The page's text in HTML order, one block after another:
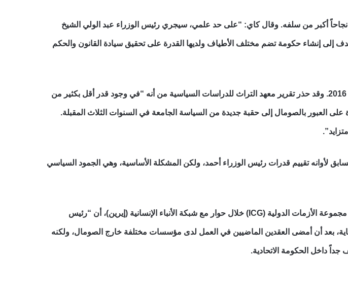
نجاحاً أكبر من سلفه. وقال كاي: “على حد علمي، سيجري رئيس الوزراء عبد الولي الشيخ
إلى إنشاء حكومة تضم مختلف الأطياف ولديها القدرة على تحقيق سيادة القانون والحكم
ويتحتم القيام بالكثير من العمل قبل الانتخابات المقررة في عام 2016. وقد حذر تقرير معهد التراث للدراسات السياسية من أنه “في وجود قدر أقل بكثير من
العبور بالصومال إلى حقبة جديدة من السياسة الجامعة في السنوات الثلاث المقبلة.
لأوانه تقييم قدرات رئيس الوزراء أحمد، ولكن المشكلة الأساسية، وهي الجمود السياسي
من جانبه، أفاد سيدريك بارنز، مدير مشروع القرن الأفريقي في مجموعة الأزمات الدولية (ICG) خلال حوار مع شبكة الأنباء الإنسانية (إيرين)، أن “رئيس
بعد أن أمضى العقدين الماضيين في العمل لدى مؤسسات مختلفة خارج الصومال، ولكنه
داخل الحكومة الاتحادية.